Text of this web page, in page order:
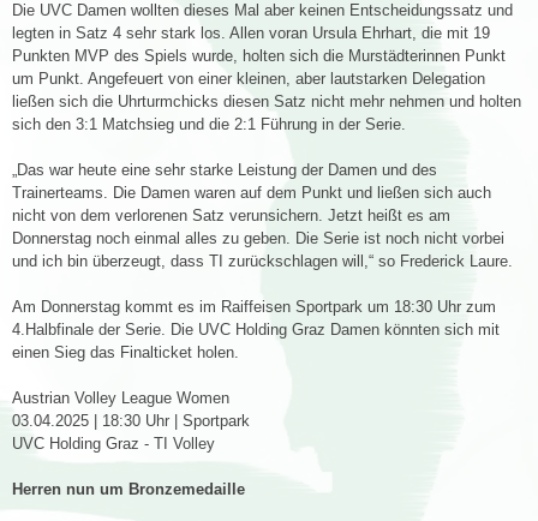
Die UVC Damen wollten dieses Mal aber keinen Entscheidungssatz und
legten in Satz 4 sehr stark los. Allen voran Ursula Ehrhart, die mit 19
Punkten MVP des Spiels wurde, holten sich die Murstädterinnen Punkt
um Punkt. Angefeuert von einer kleinen, aber lautstarken Delegation
ließen sich die Uhrturmchicks diesen Satz nicht mehr nehmen und holten
sich den 3:1 Matchsieg und die 2:1 Führung in der Serie.
„Das war heute eine sehr starke Leistung der Damen und des
Trainerteams. Die Damen waren auf dem Punkt und ließen sich auch
nicht von dem verlorenen Satz verunsichern. Jetzt heißt es am
Donnerstag noch einmal alles zu geben. Die Serie ist noch nicht vorbei
und ich bin überzeugt, dass TI zurückschlagen will,“ so Frederick Laure.
Am Donnerstag kommt es im Raiffeisen Sportpark um 18:30 Uhr zum
4.Halbfinale der Serie. Die UVC Holding Graz Damen könnten sich mit
einen Sieg das Finalticket holen.
Austrian Volley League Women
03.04.2025 | 18:30 Uhr | Sportpark
UVC Holding Graz - TI Volley
Herren nun um Bronzemedaille